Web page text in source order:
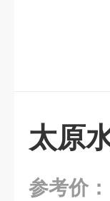
太原
参考价：